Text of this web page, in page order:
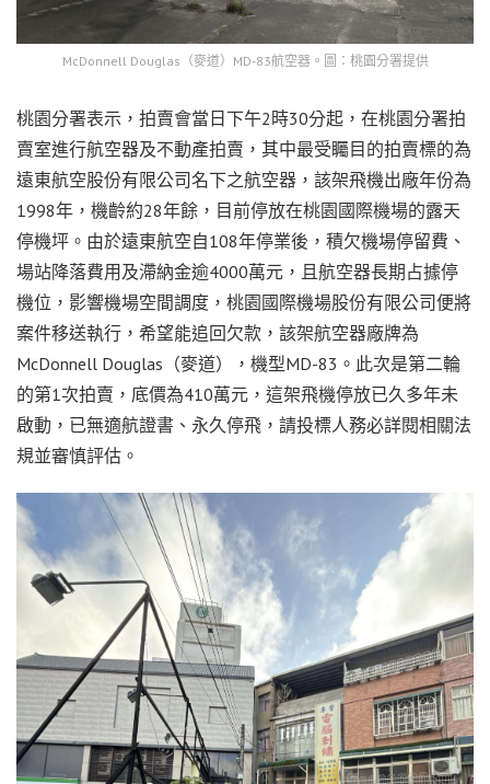
McDonnell Douglas（麥道）MD-83航空器。圖：桃園分署提供
桃園分署表示，拍賣會當日下午2時30分起，在桃園分署拍
賣室進行航空器及不動產拍賣，其中最受矚目的拍賣標的為
遠東航空股份有限公司名下之航空器，該架飛機出廠年份為
1998年，機齡約28年餘，目前停放在桃園國際機場的露天
停機坪。由於遠東航空自108年停業後，積欠機場停留費、
場站降落費用及滯納金逾4000萬元，且航空器長期占據停
機位，影響機場空間調度，桃園國際機場股份有限公司便將
案件移送執行，希望能追回欠款，該架航空器廠牌為
McDonnell Douglas（麥道），機型MD-83。此次是第二輪
的第1次拍賣，底價為410萬元，這架飛機停放已久多年未
啟動，已無適航證書、永久停飛，請投標人務必詳閱相關法
規並審慎評估。